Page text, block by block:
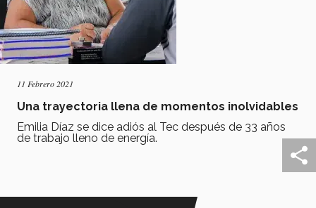
11 Febrero 2021
Una trayectoria llena de momentos inolvidables
Emilia Díaz se dice adiós al Tec después de 33 años
de trabajo lleno de energía.